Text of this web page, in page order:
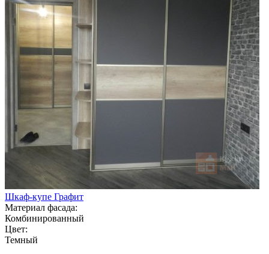
Шкаф-купе Графит
Материал фасада:
Комбинированный
Цвет:
Темный